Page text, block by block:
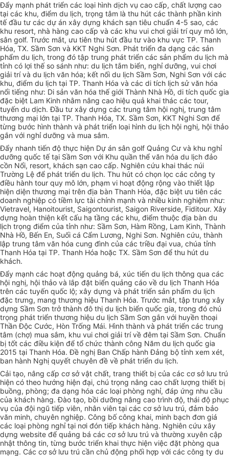
Đẩy mạnh phát triển các loại hình dịch vụ cao cấp, chất lượng cao
tại các khu, điểm du lịch, trọng tâm là thu hút các thành phần kinh
tế đầu tư các dự án xây dựng khách sạn tiêu chuẩn 4-5 sao, các
khu resort, nhà hàng cao cấp và các khu vui chơi giải trí quy mô lớn,
sân golf. Trước mắt, ưu tiên thu hút đầu tư vào khu vực TP. Thanh
Hóa, TX. Sầm Sơn và KKT Nghi Sơn. Phát triển đa dạng các sản
phẩm du lịch, trong đó tập trung phát triển các sản phẩm du lịch mà
tỉnh có lợi thế so sánh như: du lịch tắm biển, nghỉ dưỡng, vui chơi
giải trí và du lịch văn hóa; kết nối du lịch Sầm Sơn, Nghi Sơn với các
khu, điểm du lịch tại TP. Thanh Hóa và các di tích lịch sử văn hóa
nổi tiếng như: Di sản văn hóa thế giới Thành Nhà Hồ, di tích quốc gia
đặc biệt Lam Kinh nhằm nâng cao hiệu quả khai thác các tour,
tuyến du dịch. Đầu tư xây dựng các trung tâm hội nghị, trung tâm
thương mại lớn tại TP. Thanh Hóa, TX. Sầm Sơn, KKT Nghi Sơn để
từng bước hình thành và phát triển loại hình du lịch hội nghị, hội thảo
gắn với nghỉ dưỡng và mua sắm.
Đẩy nhanh tiến độ thực hiện Dự án sân golf Quảng Cư và khu nghỉ
dưỡng quốc tế tại Sầm Sơn với Khu quần thể văn hóa du lịch đảo
cồn Nổi, resort, khách sạn cao cấp. Nghiên cứu khai thác núi
Trường Lệ để phát triển du lịch. Thu hút có chọn lọc các công ty
điều hành tour quy mô lớn, phạm vi hoạt động rộng vào thiết lập
hiện diện thương mại trên địa bàn Thanh Hóa, đặc biệt ưu tiên các
doanh nghiệp có tiềm lực tài chính mạnh và nhiều kinh nghiệm như:
Vietravel, Hanoitourist, Saigontourist, Saigon Riverside, Fiditour. Xây
dựng hoàn thiện kết cấu hạ tầng các khu, điểm thuộc địa bàn du
lịch trọng điểm của tỉnh như: Sầm Sơn, Hàm Rồng, Lam Kinh, Thành
Nhà Hồ, Bến En, Suối cá Cẩm Lương, Nghi Sơn. Nghiên cứu, thành
lập trung tâm văn hóa cung đình của các triều đại vua, chúa tỉnh
Thanh Hóa tại TP. Thanh Hóa hoặc TX. Sầm Sơn để thu hút du
khách.
Đẩy mạnh các hoạt động quảng bá, xúc tiến du lịch thông qua các
hội nghị, hội thảo và lắp đặt biển quảng cáo về du lịch Thanh Hóa
trên các tuyến quốc lộ; xây dựng và phát triển sản phẩm du lịch
đặc trưng, mang thương hiệu Thanh Hóa. Trước mắt, tập trung xây
dựng Sầm Sơn trở thành đô thị du lịch biển quốc gia, trong đó chú
trọng phát triển thương hiệu du lịch Sầm Sơn gắn với huyền thoại
Thần Độc Cước, Hòn Trống Mái. Hình thành và phát triển các trung
tâm (chợ) mua sắm, khu vui chơi giải trí về đêm tại Sầm Sơn. Chuẩn
bị tốt các điều kiện để tổ chức thành công Năm du lịch quốc gia
2015 tại Thanh Hóa. Đề nghị Ban Chấp hành Đảng bộ tỉnh xem xét,
ban hành Nghị quyết chuyên đề về phát triển du lịch.
Cải tạo, nâng cấp cơ sở vật chất, trang thiết bị của các cơ sở lưu trú
hiện có theo hướng hiện đại, chú trọng nâng cao chất lượng thiết bị
buồng, phòng; đa dạng hóa các loại phòng nghỉ, đáp ứng nhu cầu
của khách hàng. Đào tạo, bồi dưỡng nâng cao trình độ, thái độ phục
vụ của đội ngũ tiếp viên, nhân viên tại các cơ sở lưu trú, đảm bảo
văn minh, chuyên nghiệp. Công bố công khai, minh bạch đơn giá
các loại phòng nghỉ tại nơi đón tiếp khách hàng. Nghiên cứu xây
dựng website để quảng bá các cơ sở lưu trú và thường xuyên cập
nhật thông tin, từng bước triển khai thực hiện việc đặt phòng qua
mạng. Các cơ sở lưu trú cần chủ động phối hợp với các công ty du